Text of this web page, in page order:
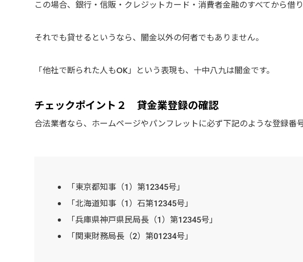
この場合、銀行・信販・クレジットカード・消費者金融のすべてから借
それでも貸せるというなら、闇金以外の何者でもありません。
「他社で断られた人もOK」という表現も、十中八九は闇金です。
チェックポイント２ 貸金業登録の確認
合法業者なら、ホームページやパンフレットに必ず下記のような登録番
「東京都知事（1）第12345号」
「北海道知事（1）石第12345号」
「兵庫県神戸県民局長（1）第12345号」
「関東財務局長（2）第01234号」